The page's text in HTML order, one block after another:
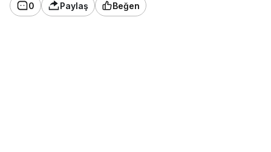
0 Paylaş Beğen